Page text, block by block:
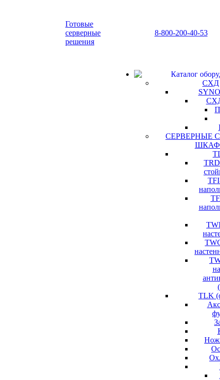
Готовые
серверные
решения
8-800-200-40-53
Каталог
СХД
СЕРВЕРНЫЕ
TLK